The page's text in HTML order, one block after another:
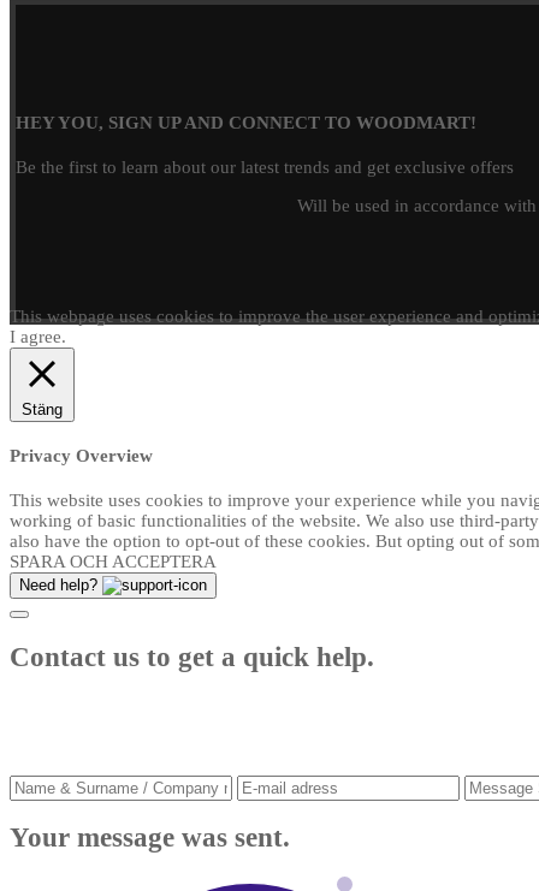
HEY YOU, SIGN UP AND CONNECT TO WOODMART!
Be the first to learn about our latest trends and get exclusive offers
Will be used in accordance
This webpage uses cookies to improve the user experience and
I agree.
Stäng
Privacy Overview
This website uses cookies to improve your experience while you
working of basic functionalities of the website. We also use third-
also have the option to opt-out of these cookies. But opting out of
SPARA OCH ACCEPTERA
Need help?
Contact us to get a quick help.
Your message was sent.